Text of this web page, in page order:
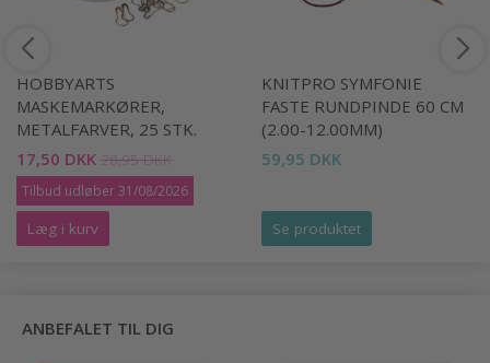
HOBBYARTS
MASKEMARKØRER,
METALFARVER, 25 STK.
17,50 DKK 28,95 DKK
Tilbud udløber 31/08/2026
Læg i kurv
KNITPRO SYMFONIE
FASTE RUNDPINDE 60 CM
(2.00-12.00MM)
59,95 DKK
Se produktet
ANBEFALET TIL DIG